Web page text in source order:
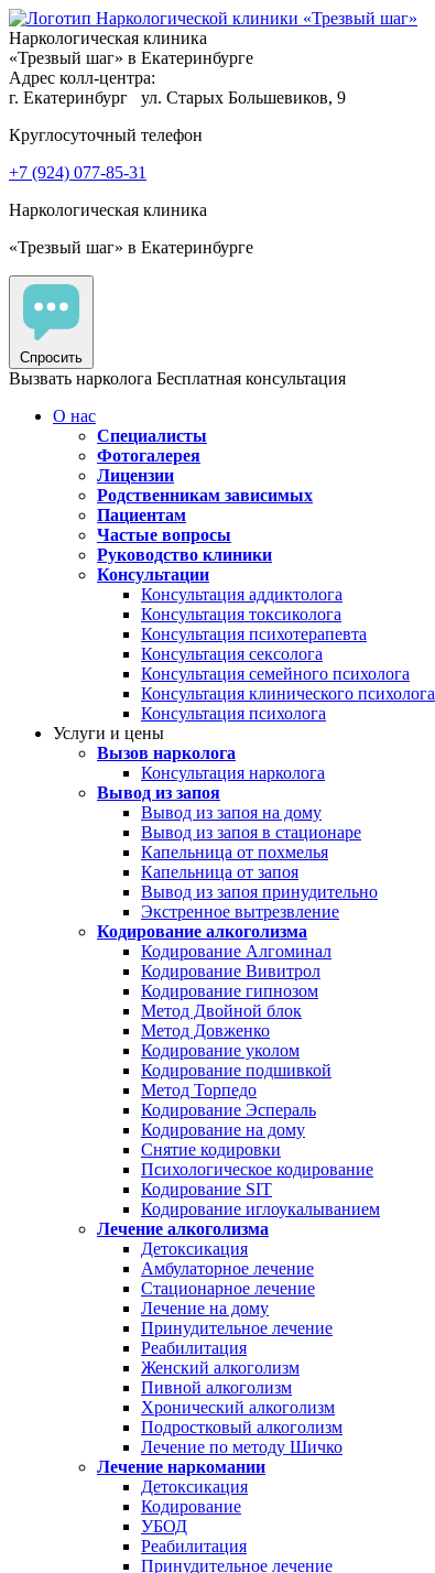
Наркологическая клиника
«Трезвый шаг» в Екатеринбурге
Адрес колл-центра:
г. Екатеринбург
ул. Старых Большевиков, 9
Круглосуточный телефон
+7 (924) 077-85-31
Наркологическая клиника
«Трезвый шаг» в Екатеринбурге
Спросить
Вызвать нарколога Бесплатная консультация
О нас
Специалисты
Фотогалерея
Лицензии
Родственникам зависимых
Пациентам
Частые вопросы
Руководство клиники
Консультации
Консультация аддиктолога
Консультация токсиколога
Консультация психотерапевта
Консультация сексолога
Консультация семейного психолога
Консультация клинического психолога
Консультация психолога
Услуги и цены
Вызов нарколога
Консультация нарколога
Вывод из запоя
Вывод из запоя на дому
Вывод из запоя в стационаре
Капельница от похмелья
Капельница от запоя
Вывод из запоя принудительно
Экстренное вытрезвление
Кодирование алкоголизма
Кодирование Алгоминал
Кодирование Вивитрол
Кодирование гипнозом
Метод Двойной блок
Метод Довженко
Кодирование уколом
Кодирование подшивкой
Метод Торпедо
Кодирование Эспераль
Кодирование на дому
Снятие кодировки
Психологическое кодирование
Кодирование SIT
Кодирование иглоукалыванием
Лечение алкоголизма
Детоксикация
Амбулаторное лечение
Стационарное лечение
Лечение на дому
Принудительное лечение
Реабилитация
Женский алкоголизм
Пивной алкоголизм
Хронический алкоголизм
Подростковый алкоголизм
Лечение по методу Шичко
Лечение наркомании
Детоксикация
Кодирование
УБОД
Реабилитация
Принудительное лечение